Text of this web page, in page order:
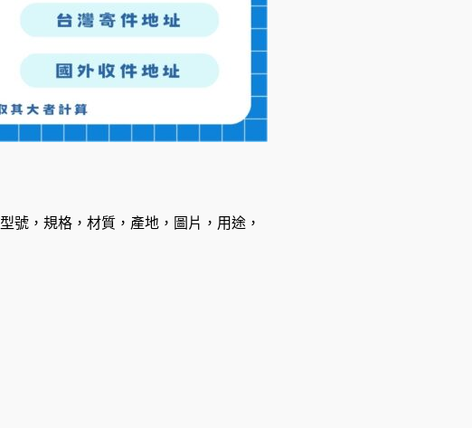
號，規格，材質，產地，圖片，用途，